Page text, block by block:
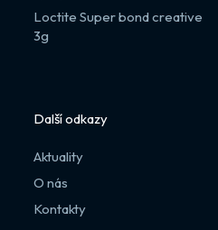
Loctite Super bond creative
3g
Další odkazy
Aktuality
O nás
Kontakty